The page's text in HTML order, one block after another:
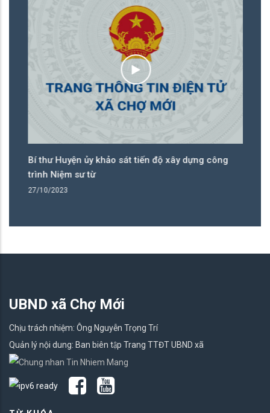
Bí thư Huyện ủy khảo sát tiến độ xây dựng công
trình Niệm sư từ
27/10/2023
UBND xã Chợ Mới
Chịu trách nhiệm: Ông Nguyễn Trọng Trí
Quản lý nội dung: Ban biên tập Trang TTĐT UBND xã